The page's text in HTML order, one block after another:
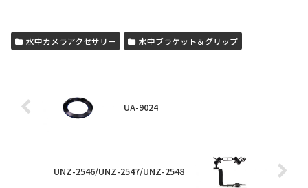
水中カメラアクセサリー 水中ブラケット＆グリップ
UA-9024
UNZ-2546/UNZ-2547/UNZ-2548